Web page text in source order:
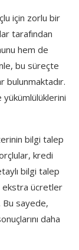
için zorlu bir
tarafından
hem de
bu süreçte
bulunmaktadır.
yükümlülüklerini
bilgi talep
kredi
bilgi talep
ekstra ücretler
Bu sayede,
daha